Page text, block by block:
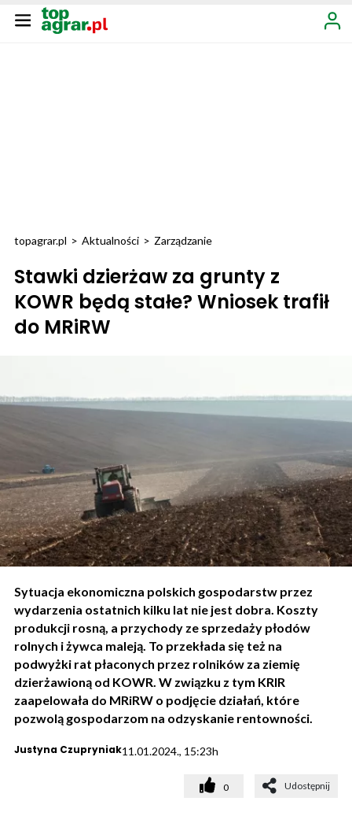
topagrar.pl > Aktualności > Zarządzanie
Stawki dzierżaw za grunty z
KOWR będą stałe? Wniosek trafił
do MRiRW
Sytuacja ekonomiczna polskich gospodarstw przez
wydarzenia ostatnich kilku lat nie jest dobra. Koszty
produkcji rosną, a przychody ze sprzedaży płodów
rolnych i żywca maleją. To przekłada się też na
podwyżki rat płaconych przez rolników za ziemię
dzierżawioną od KOWR. W związku z tym KRIR
zaapelowała do MRiRW o podjęcie działań, które
pozwolą gospodarzom na odzyskanie rentowności.
Justyna Czupryniak11.01.2024., 15:23h
0 Udostępnij